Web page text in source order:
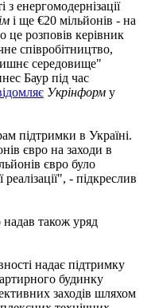
енергомодернізації
і ще €20 мільйонів - на
це розповів керівник
співробітництво,
середовище"
Баур під час
Укрінформ у
підтримки в Україні.
євро на заходи в
євро було
- підкреслив
також уряд
надає підтримку
будинку
заходів шляхом